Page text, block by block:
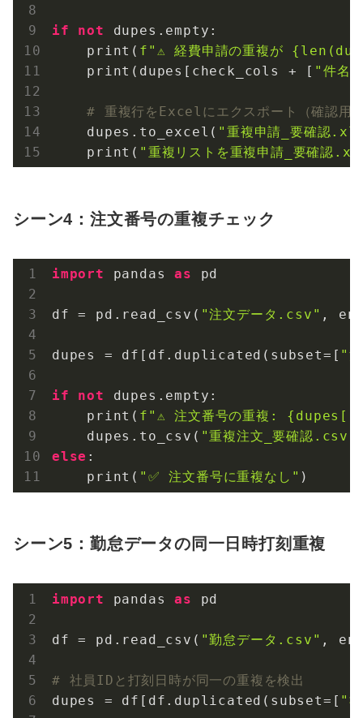
if not dupes.empty:
    print(
f"⚠️ 経費申請の重複が
    print(dupes[check_cols + [
"件名"
# 重複行をExcelにエクスポート（確認用
    dupes.to_excel(
"重複申請_要確認
    print(
"重複リストを重複申請_要確認
シーン4：注文番号の重複チェック
import pandas as pd
df = pd.read_csv( "注文データ.csv" ,
dupes = df[df.duplicated(subset=[ "
if not dupes.empty:
    print(
f"⚠️ 注文番号の重複: {dupes[
    dupes.to_csv(
"重複注文_要確認.csv"
else :
    print(
"✅ 注文番号に重複なし" )
シーン5：勤怠データの同一日時打刻重複
import pandas as pd
df = pd.read_csv( "勤怠データ.csv" ,
# 社員IDと打刻日時が同一の重複を検出
dupes = df[df.duplicated(subset=[ "